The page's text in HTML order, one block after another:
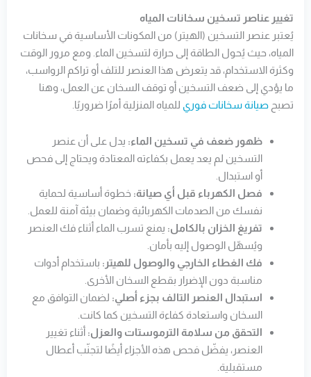
تغيير عناصر تسخين سخانات المياه
يُعتبر عنصر التسخين (الهيتر) من المكونات الأساسية في سخانات
المياه، حيث يُحول الطاقة إلى حرارة لتسخين الماء. ومع مرور الوقت
وكثرة الاستخدام، قد يتعرض هذا العنصر للتلف أو تراكم الرواسب،
ما يؤدي إلى ضعف التسخين أو توقف السخان عن العمل، وهنا
تصبح صيانة سخانات فوري للمياه المنزلية أمرًا ضروريًا.
ظهور ضعف في تسخين الماء: يدل على أن عنصر
التسخين لم يعد يعمل بكفاءته المعتادة ويحتاج إلى فحص
أو استبدال.
فصل الكهرباء قبل أي صيانة: خطوة أساسية لحماية
نفسك من الصدمات الكهربائية وضمان بيئة آمنة للعمل.
تفريغ الخزان بالكامل: يمنع تسرب الماء أثناء فك العنصر
ويُسهّل الوصول إليه بأمان.
فك الغطاء الخارجي والوصول للهيتر: باستخدام أدوات
مناسبة دون الإضرار بقطع السخان الأخرى.
استبدال العنصر التالف بجزء أصلي: لضمان التوافق مع
السخان واستعادة كفاءة التسخين كما كانت.
التحقق من سلامة الترموستات والعزل: أثناء تغيير
العنصر، يفضّل فحص هذه الأجزاء أيضًا لتجنّب أعطال
مستقبلية.